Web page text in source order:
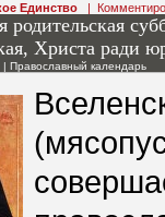
Единство |
родительская
Христа ради
| Православный календарь